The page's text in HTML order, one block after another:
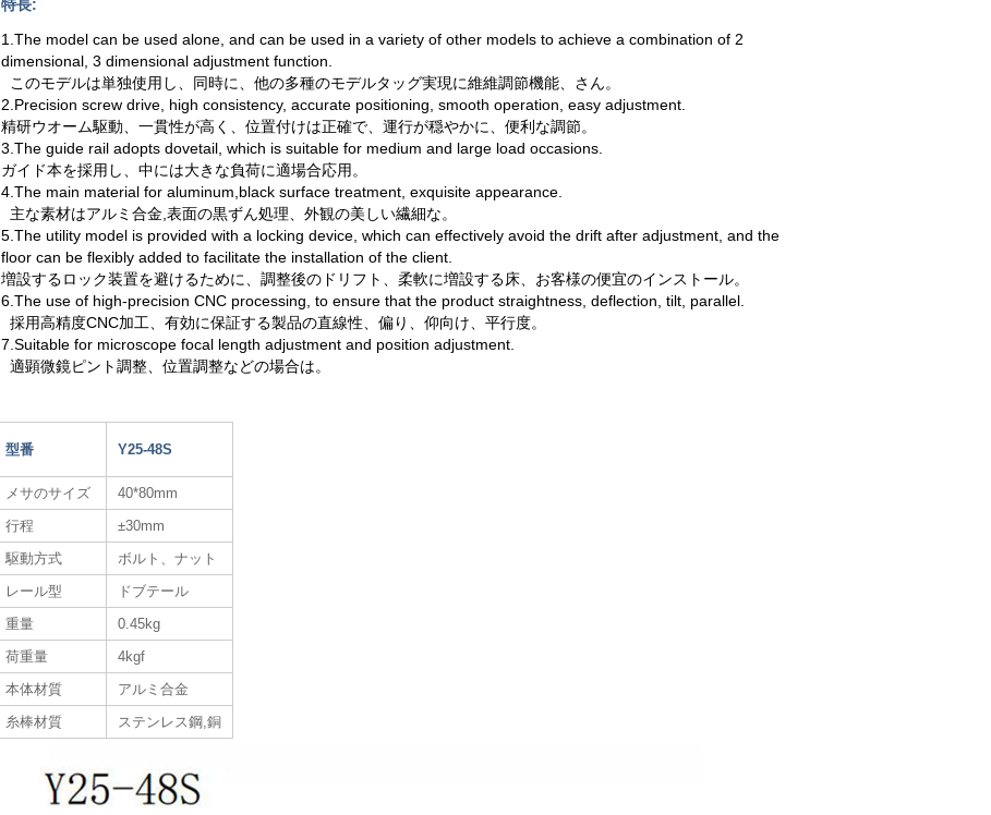
特長:
1.The model can be used alone, and can be used in a variety of other models to achieve a combination of 2
dimensional, 3 dimensional adjustment function.
このモデルは単独使用し、同時に、他の多種のモデルタッグ実現に維維調節機能、さん。
2.Precision screw drive, high consistency, accurate positioning, smooth operation, easy adjustment.
精研ウオーム駆動、一貫性が高く、位置付けは正確で、運行が穏やかに、便利な調節。
3.The guide rail adopts dovetail, which is suitable for medium and large load occasions.
ガイド本を採用し、中には大きな負荷に適場合応用。
4.The main material for aluminum,black surface treatment, exquisite appearance.
主な素材はアルミ合金,表面の黒ずん処理、外観の美しい繊細な。
5.The utility model is provided with a locking device, which can effectively avoid the drift after adjustment, and the
floor can be flexibly added to facilitate the installation of the client.
増設するロック装置を避けるために、調整後のドリフト、柔軟に増設する床、お客様の便宜のインストール。
6.The use of high-precision CNC processing, to ensure that the product straightness, deflection, tilt, parallel.
採用高精度CNC加工、有効に保証する製品の直線性、偏り、仰向け、平行度。
7.Suitable for microscope focal length adjustment and position adjustment.
適顕微鏡ピント調整、位置調整などの場合は。
型番 Y25-48S
メサのサイズ
40*80mm
行程
±30mm
駆動方式
ボルト、ナット
レール型
ドブテール
重量
0.45kg
荷重量
4kgf
本体材質
アルミ合金
糸棒材質
ステンレス鋼,銅